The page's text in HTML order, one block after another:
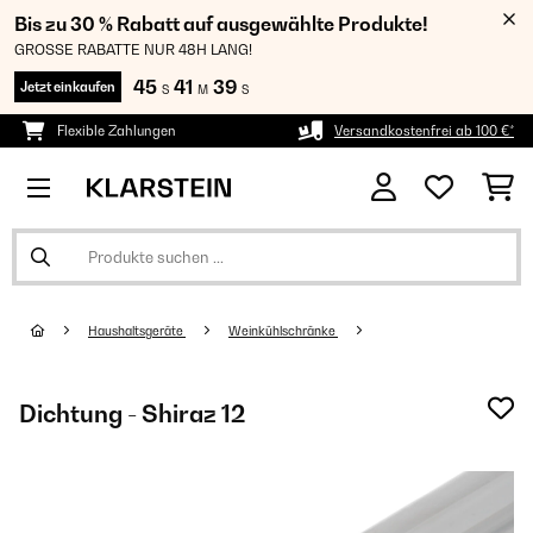
Bis zu 30 % Rabatt auf ausgewählte Produkte!
GROSSE RABATTE NUR 48H LANG!
Jetzt einkaufen 45 S 41 M 39 S
Flexible Zahlungen Versandkostenfrei ab 100 €*
Haushaltsgeräte Weinkühlschränke
Dichtung - Shiraz 12